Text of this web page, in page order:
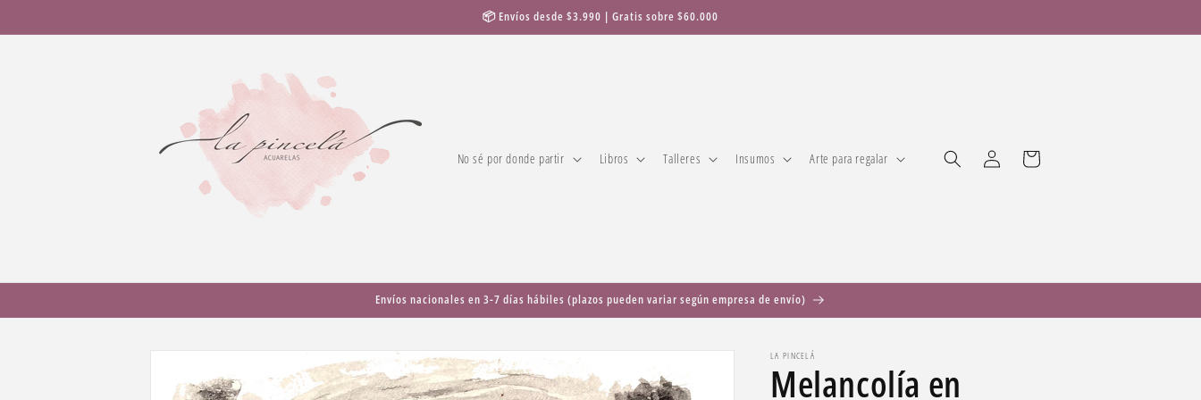
al contenido
📦 Envíos desde $3.990 | Gratis sobre $60.000
No sé por donde partir Libros Talleres Insumos Arte para regalar
Iniciar
sesión
Carrito
Envíos nacionales en 3-7 días hábiles (plazos pueden variar según empresa de envío)
directamente
información
LA PINCELÁ
Melancolía en